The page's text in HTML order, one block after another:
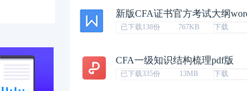
新版CFA证书官方考试大纲
已下载138份 767KB 下载
CFA一级知识结构梳理pdf版
已下载335份 13MB 下载